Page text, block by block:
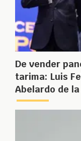
De vender
tarima: Luis
Abelardo de